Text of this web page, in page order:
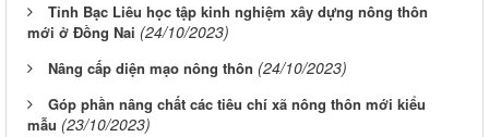
Tỉnh Bạc Liêu học tập kinh nghiệm xây dựng nông thôn
mới ở Đồng Nai (24/10/2023)
Nâng cấp diện mạo nông thôn (24/10/2023)
Góp phần nâng chất các tiêu chí xã nông thôn mới kiểu
mẫu (23/10/2023)